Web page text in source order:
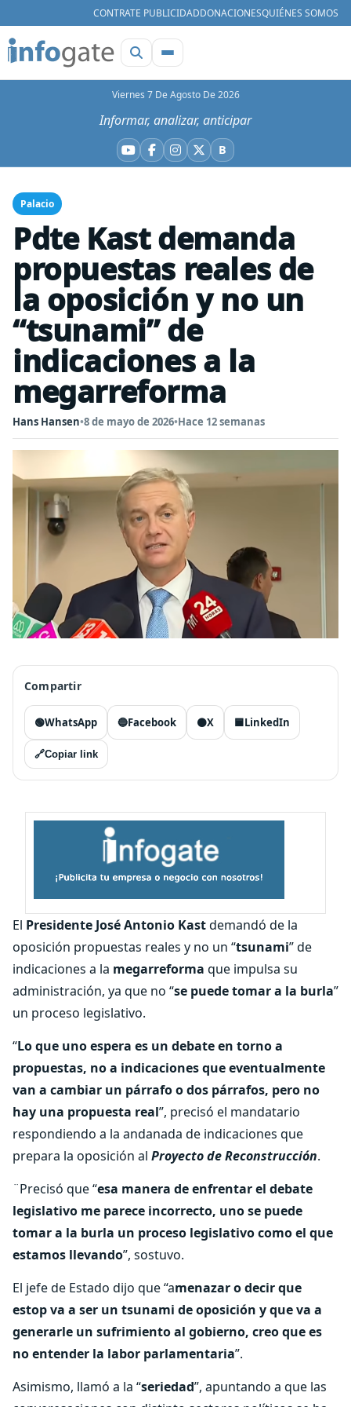
CONTRATE PUBLICIDADDONACIONESQUIÉNES SOMOS
Viernes 7 De Agosto De 2026
Informar, analizar, anticipar
YouTube
Facebook
Instagram
X BBluesky
Palacio
Pdte Kast demanda
propuestas reales de
la oposición y no un
“tsunami” de
indicaciones a la
megarreforma
Hans Hansen•8 de mayo de 2026•Hace 12 semanas
Compartir
🟢WhatsApp 🔵Facebook ⚫X 🟦LinkedIn
🔗Copiar link
El Presidente José Antonio Kastdemandó de la
oposición propuestas reales y no un “tsunami” de
indicaciones a la megarreforma que impulsa su
administración, ya que no “se puede tomar a la burla”
un proceso legislativo.
“Lo que uno espera es un debate en torno a
propuestas, no a indicaciones que eventualmente
van a cambiar un párrafo o dos párrafos, pero no
hay una propuesta real”, precisó el mandatario
respondiendo a la andanada de indicaciones que
prepara la oposición al Proyecto de Reconstrucción.
¨Precisó que “esa manera de enfrentar el debate
legislativo me parece incorrecto, uno se puede
tomar a la burla un proceso legislativo como el que
estamos llevando”, sostuvo.
El jefe de Estado dijo que “amenazar o decir que
estop va a ser un tsunami de oposición y que va a
generarle un sufrimiento al gobierno, creo que es
no entender la labor parlamentaria”.
Asimismo, llamó a la “seriedad”, apuntando a que las